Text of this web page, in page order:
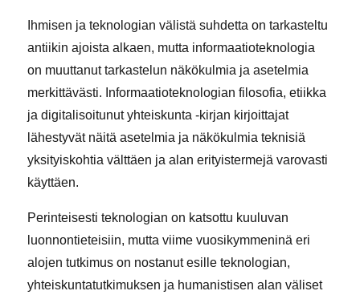
Ihmisen ja teknologian välistä suhdetta on tarkasteltu
antiikin ajoista alkaen, mutta informaatioteknologia
on muuttanut tarkastelun näkökulmia ja asetelmia
merkittävästi. Informaatioteknologian filosofia, etiikka
ja digitalisoitunut yhteiskunta -kirjan kirjoittajat
lähestyvät näitä asetelmia ja näkökulmia teknisiä
yksityiskohtia välttäen ja alan erityistermejä varovasti
käyttäen.
Perinteisesti teknologian on katsottu kuuluvan
luonnontieteisiin, mutta viime vuosikymmeninä eri
alojen tutkimus on nostanut esille teknologian,
yhteiskuntatutkimuksen ja humanistisen alan väliset